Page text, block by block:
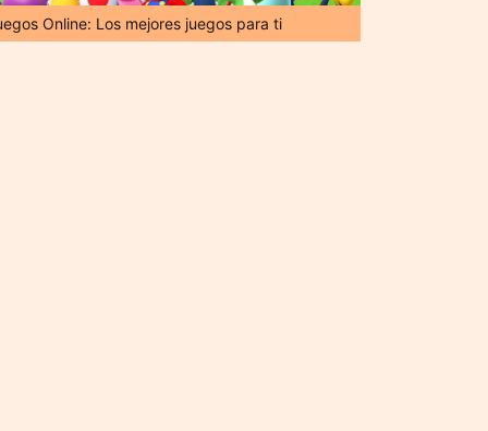
Online: Los mejores juegos para ti